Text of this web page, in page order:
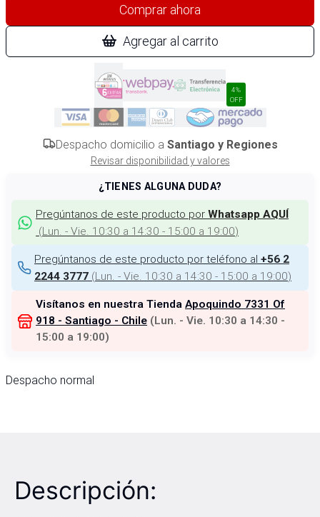
Comprar ahora
Agregar al carrito
4%
OFF
Despacho domicilio a Santiago y Regiones
Revisar disponibilidad y valores
¿TIENES ALGUNA DUDA?
Pregúntanos de este producto por Whatsapp AQUÍ
(Lun. - Vie. 10:30 a 14:30 - 15:00 a 19:00)
Pregúntanos de este producto por teléfono al +56 2
2244 3777 (Lun. - Vie. 10:30 a 14:30 - 15:00 a 19:00)
Visítanos en nuestra Tienda Apoquindo 7331 Of
918 - Santiago - Chile (Lun. - Vie. 10:30 a 14:30 -
15:00 a 19:00)
Despacho normal
Descripción: